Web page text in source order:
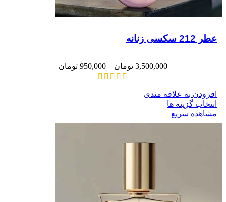
عطر 212 سکسی زنانه
3,500,000 تومان –
950,000 تومان
افزودن به علاقه مندی
انتخاب گزینه ها
مشاهده سریع